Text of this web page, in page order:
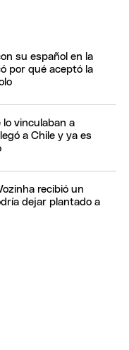
su español en la
por qué aceptó la
lo vinculaban a
a Chile y ya es
recibió un
dejar plantado a